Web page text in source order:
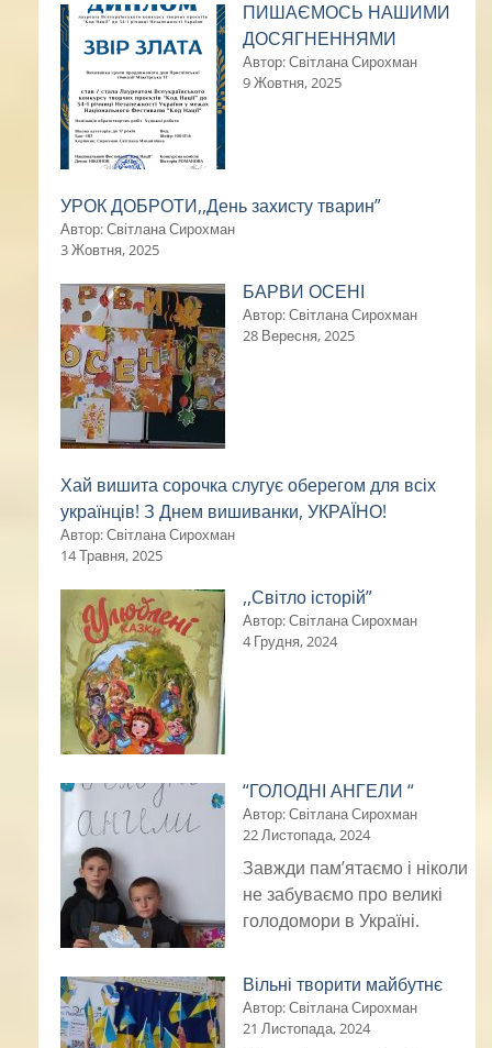
ПИШАЄМОСЬ НАШИМИ
ДОСЯГНЕННЯМИ
Автор: Світлана Сирохман
9 Жовтня, 2025
УРОК ДОБРОТИ,,День захисту тварин”
Автор: Світлана Сирохман
3 Жовтня, 2025
БАРВИ ОСЕНІ
Автор: Світлана Сирохман
28 Вересня, 2025
Хай вишита сорочка слугує оберегом для всіх
українців! З Днем вишиванки, УКРАЇНО!
Автор: Світлана Сирохман
14 Травня, 2025
,,Світло історій”
Автор: Світлана Сирохман
4 Грудня, 2024
“ГОЛОДНІ АНГЕЛИ “
Автор: Світлана Сирохман
22 Листопада, 2024
Завжди пам’ятаємо і ніколи
не забуваємо про великі
голодомори в Україні.
Вільні творити майбутнє
Автор: Світлана Сирохман
21 Листопада, 2024